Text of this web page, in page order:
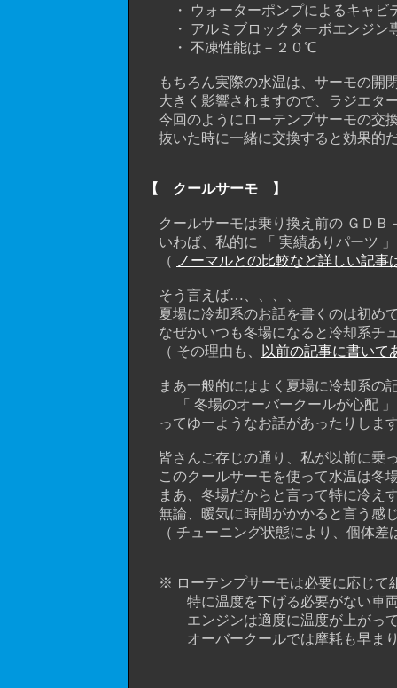
・ ウォーターポンプによるキャビテ
・ アルミブロックターボエンジン専
・ 不凍性能は－２０℃
もちろん実際の水温は、サーモの開閉
大きく影響されますので、ラジエター
今回のようにローテンプサーモの交換
抜いた時に一緒に交換すると効果的
【 クールサーモ 】
クールサーモは乗り換え前の ＧＤＢ
いわば、私的に 「 実績ありパーツ 」
（ ノーマルとの比較など詳しい記事
そう言えば…、、、、
夏場に冷却系のお話を書くのは初め
なぜかいつも冬場になると冷却系チ
（ その理由も、
以前の記事に書いて
まあ一般的にはよく夏場に冷却系の
「 冬場のオーバークールが心配 」
ってゆーようなお話があったりしま
皆さんご存じの通り、私が以前に乗っ
このクールサーモを使って水温は冬
まあ、冬場だからと言って特に冷えす
無論、暖気に時間がかかると言う感
（ チューニング状態により、個体差
※ ローテンプサーモは必要に応じて
特に温度を下げる必要がない車両に
エンジンは適度に温度が上がってい
オーバークールでは摩耗も早まり、